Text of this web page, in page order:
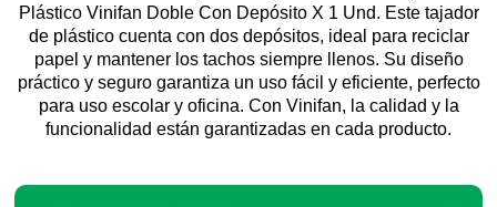
Plástico Vinifan Doble Con Depósito X 1 Und. Este tajador
de plástico cuenta con dos depósitos, ideal para reciclar
papel y mantener los tachos siempre llenos. Su diseño
práctico y seguro garantiza un uso fácil y eficiente, perfecto
para uso escolar y oficina. Con Vinifan, la calidad y la
funcionalidad están garantizadas en cada producto.